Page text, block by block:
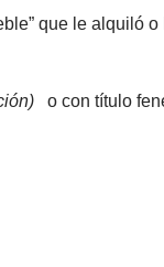
que le alquiló
o con título